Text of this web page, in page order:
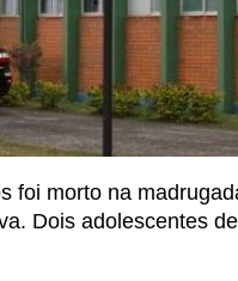
foi morto na
Dois adolescentes